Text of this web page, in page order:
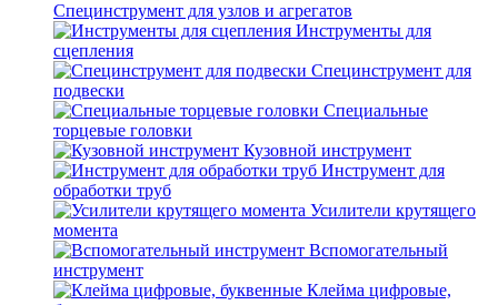
Специнструмент для узлов и агрегатов
Инструменты для
сцепления
Специнструмент для
подвески
Специальные
торцевые головки
Кузовной инструмент
Инструмент для
обработки труб
Усилители крутящего
момента
Вспомогательный
инструмент
Клейма цифровые,